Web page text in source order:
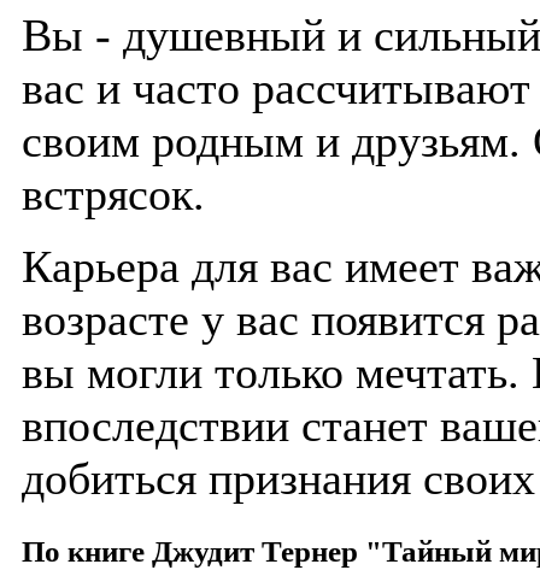
Вы - душевный и
вас и часто
своим родным и друзьям.
встрясок.
Карьера для вас имеет
возрасте у вас появится
вы могли только
впоследствии станет
добиться признания
По книге Джудит Тернер "Тайный